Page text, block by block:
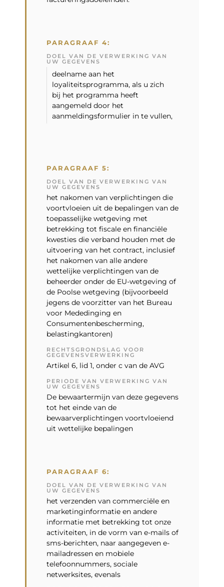
PARAGRAAF 4:
DOEL VAN DE VERWERKING VAN
UW GEGEVENS
deelname aan het
loyaliteitsprogramma, als u zich
bij het programma heeft
aangemeld door het
aanmeldingsformulier in te vullen,
PARAGRAAF 5:
DOEL VAN DE VERWERKING VAN
UW GEGEVENS
het nakomen van verplichtingen die
voortvloeien uit de bepalingen van de
toepasselijke wetgeving met
betrekking tot fiscale en financiële
kwesties die verband houden met de
uitvoering van het contract, inclusief
het nakomen van alle andere
wettelijke verplichtingen van de
beheerder onder de EU-wetgeving of
de Poolse wetgeving (bijvoorbeeld
jegens de voorzitter van het Bureau
voor Mededinging en
Consumentenbescherming,
belastingkantoren)
RECHTSGRONDSLAG VOOR
GEGEVENSVERWERKING
Artikel 6, lid 1, onder c van de AVG
PERIODE VAN VERWERKING VAN
UW GEGEVENS
De bewaartermijn van deze gegevens
tot het einde van de
bewaarverplichtingen voortvloeiend
uit wettelijke bepalingen
PARAGRAAF 6:
DOEL VAN DE VERWERKING VAN
UW GEGEVENS
het verzenden van commerciële en
marketinginformatie en andere
informatie met betrekking tot onze
activiteiten, in de vorm van e-mails of
sms-berichten, naar aangegeven e-
mailadressen en mobiele
telefoonnummers, sociale
netwerksites, evenals